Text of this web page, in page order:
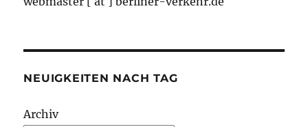
NEUIGKEITEN NACH TAG
Archiv